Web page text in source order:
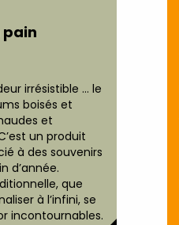
pain
irrésistible … le
boisés et
et
un produit
à des souvenirs
d’année.
que
à l’infini, se
incontournables.